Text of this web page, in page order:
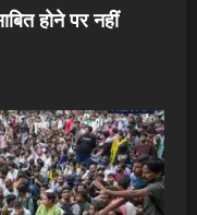
होने पर नहीं